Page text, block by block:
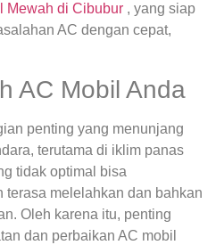
Mewah di Cibubur , yang siap
AC dengan cepat,
AC Mobil Anda
penting yang menunjang
terutama di iklim panas
tidak optimal bisa
terasa melelahkan dan bahkan
Oleh karena itu, penting
dan perbaikan AC mobil